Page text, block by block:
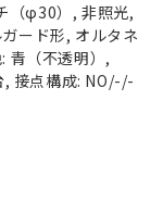
（φ30）, 非照光,
ード形, オルタネ
青（不透明）,
, 接点構成: NO/-/-